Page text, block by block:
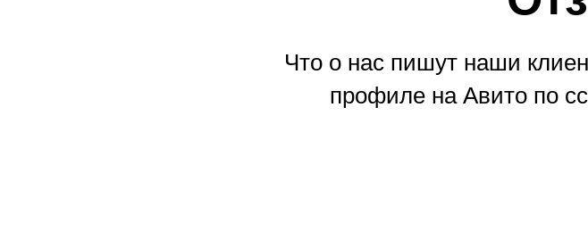
Что о нас пишут наши
профиле на Авито по